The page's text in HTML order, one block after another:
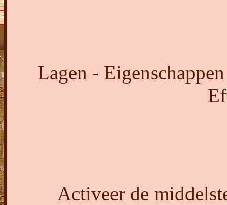
Lagen -
Activeer de